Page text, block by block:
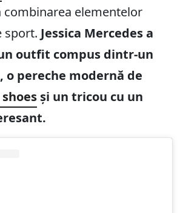
combinarea elementelor
sport. Jessica Mercedes a
outfit compus dintr-un
o pereche modernă de
și un tricou cu un